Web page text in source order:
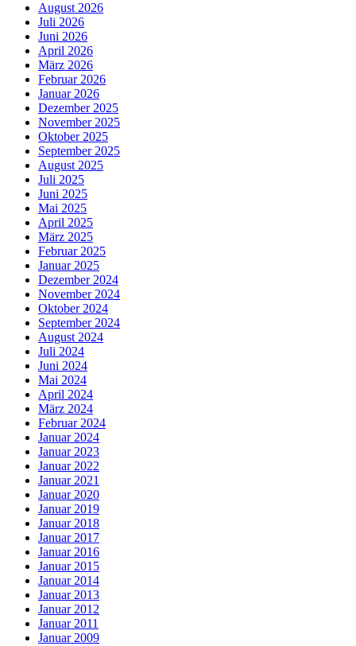
August 2026
Juli 2026
Juni 2026
April 2026
März 2026
Februar 2026
Januar 2026
Dezember 2025
November 2025
Oktober 2025
September 2025
August 2025
Juli 2025
Juni 2025
Mai 2025
April 2025
März 2025
Februar 2025
Januar 2025
Dezember 2024
November 2024
Oktober 2024
September 2024
August 2024
Juli 2024
Juni 2024
Mai 2024
April 2024
März 2024
Februar 2024
Januar 2024
Januar 2023
Januar 2022
Januar 2021
Januar 2020
Januar 2019
Januar 2018
Januar 2017
Januar 2016
Januar 2015
Januar 2014
Januar 2013
Januar 2012
Januar 2011
Januar 2009